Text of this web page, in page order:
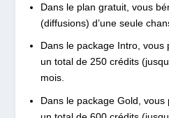
Dans le plan gratuit, vous
(diffusions) d’une seule
Dans le package Intro,
un total de 250 crédits
mois.
Dans le package Gold,